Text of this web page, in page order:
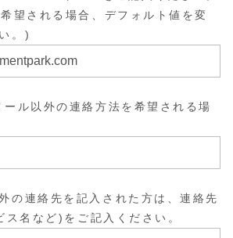
望される場合、デフォルト値を変
。)
ル以外の連絡方法を希望される場
の連絡先を記入された方は、連絡先
名など)をご記入ください。